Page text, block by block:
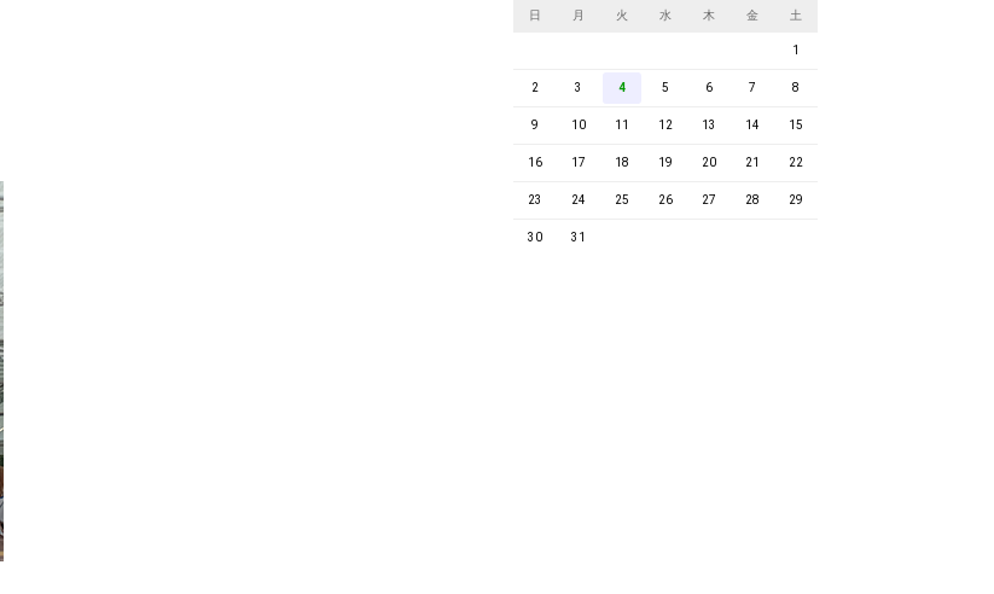
日 月 火 水 木 金 土
1
2 3 4 5 6 7 8
9 10 11 12 13 14 15
16 17 18 19 20 21 22
23 24 25 26 27 28 29
30 31